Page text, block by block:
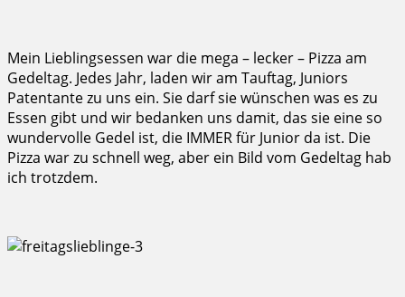
Mein Lieblingsessen war die mega – lecker – Pizza am
Gedeltag. Jedes Jahr, laden wir am Tauftag, Juniors
Patentante zu uns ein. Sie darf sie wünschen was es zu
Essen gibt und wir bedanken uns damit, das sie eine so
wundervolle Gedel ist, die IMMER für Junior da ist. Die
Pizza war zu schnell weg, aber ein Bild vom Gedeltag hab
ich trotzdem.